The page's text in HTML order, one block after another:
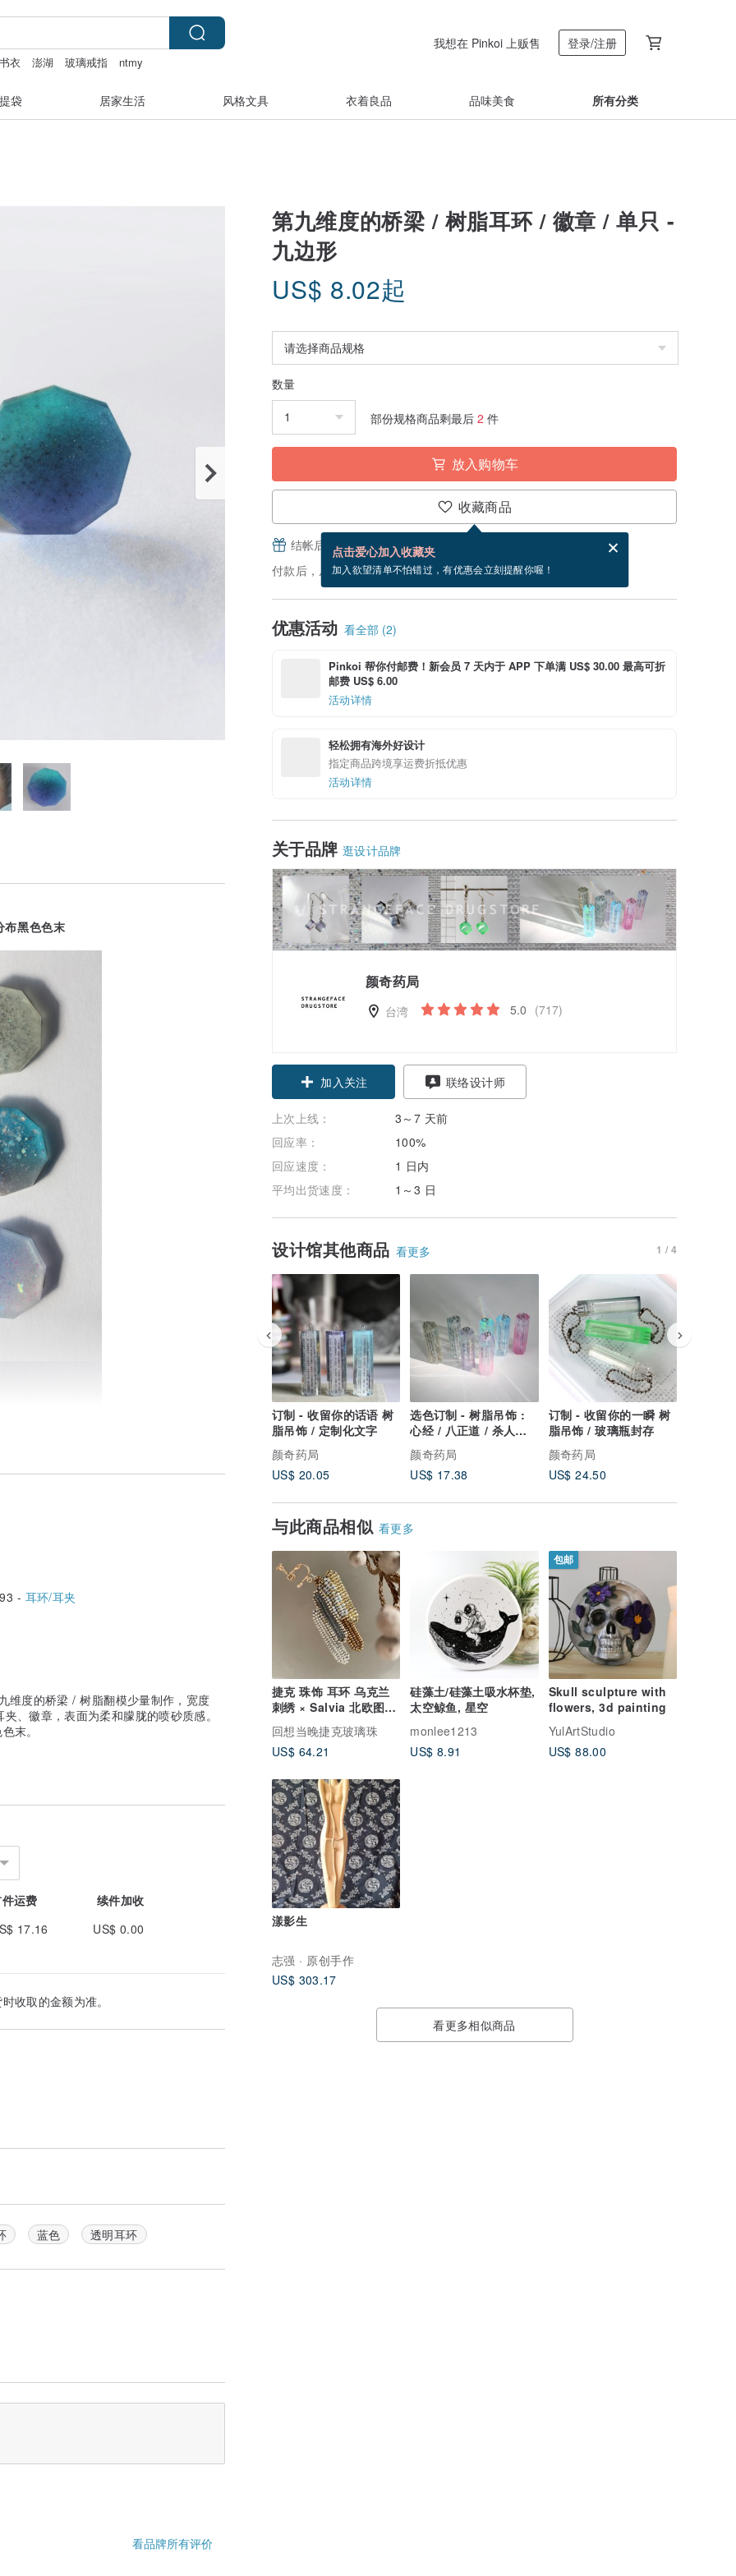
书衣 澎湖 玻璃戒指 ntmy
我想在 Pinkoi 上贩售 登录/注册
袋 居家生活 风格文具 衣着良品 品味美食 所有分类
第九维度的桥梁 / 树脂耳环 / 徽章 / 单只 -
九边形
US$ 8.02起
数量
部份规格商品剩最后 2 件
放入购物车
收藏商品
点击爱心加入收藏夹
加入欲望清单不怕错过，有优惠会立刻提醒你喔！
结帐后填写并分享，免费帮你寄送电子贺卡。
电子贺卡是什么？
付款后，从备货到寄出商品为 3 个工作天。（不包含假日）
优惠活动 看全部 (2)
Pinkoi 帮你付邮费！新会员 7 天内于 APP 下单满 US$ 30.00 最高可折
邮费 US$ 6.00
活动详情
轻松拥有海外好设计
指定商品跨境享运费折抵优惠
活动详情
关于品牌 逛设计品牌
颜奇药局
台湾 5.0 (717)
加入关注 联络设计师
上次上线：
3～7 天前
回应率：
100%
回应速度：
1 日内
平均出货速度：
1～3 日
设计馆其他商品 看更多 1 / 4
订制 - 收留你的话语 树
脂吊饰 / 定制化文字
颜奇药局
US$ 20.05
选色订制 - 树脂吊饰 :
心经 / 八正道 / 杀人屋
守则
颜奇药局
US$ 17.38
订制 - 收留你的一瞬 树
脂吊饰 / 玻璃瓶封存
颜奇药局
US$ 24.50
与此商品相似 看更多
捷克 珠饰 耳环 乌克兰
刺绣 × Salvia 北欧图案
联名款 时尚北欧风格 适
用于毕业典礼、入学典
礼等正式场合
回想当晚捷克玻璃珠
US$ 64.21
硅藻土/硅藻土吸水杯垫,
太空鲸鱼, 星空
monlee1213
US$ 8.91
包邮
Skull sculpture with
flowers, 3d painting
YulArtStudio
US$ 88.00
漾影生
志强 · 原创手作
US$ 303.17
看更多相似商品
布黑色色末
- 耳环/耳夹
度的桥梁 / 树脂翻模少量制作，宽度
、徽章，表面为柔和朦胧的喷砂质感。
末。
运费
续件加收
17.16
US$ 0.00
收取的金额为准。
蓝色 透明耳环
看品牌所有评价